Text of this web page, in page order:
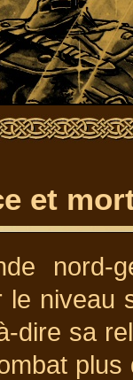
et
nord-
le niveau
dire sa